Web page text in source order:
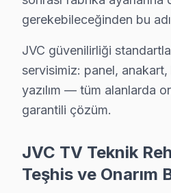
Teknisyen kadromuzun
• Tuzla'de OLED, QLED ve
• SMD lehimleme ve BGA
• Tuzla'de JVC yazılım ve
• Tuzla servisimizde
• Her teknisyen sigortalı ve
JVC Servisimizin
gerekebileceğinden bu
JVC güvenilirliği
servisimiz: panel, anakart,
yazılım — tüm alanlarda
garantili çözüm.
JVC TV Teknik
Teşhis ve Onarım